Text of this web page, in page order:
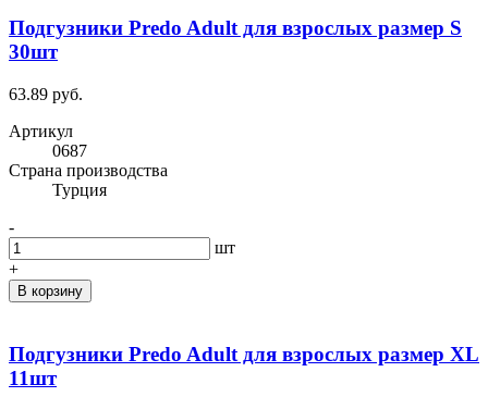
Подгузники Predo Adult для взрослых размер S
30шт
63.89 руб.
Артикул
0687
Cтрана производства
Турция
-
шт
+
В корзину
Подгузники Predo Adult для взрослых размер XL
11шт